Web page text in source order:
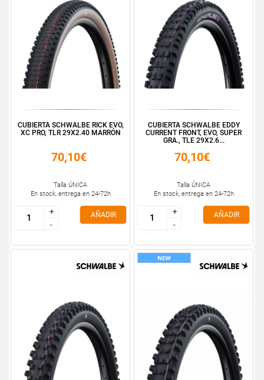
CUBIERTA SCHWALBE RICK EVO,
XC PRO, TLR 29X2.40 MARRÓN
70,10€
Talla ÚNICA
En stock, entrega en 24-72h
+
-
+
-
AÑADIR
CUBIERTA SCHWALBE EDDY
CURRENT FRONT, EVO, SUPER
GRA., TLE 29X2.6...
70,10€
Talla ÚNICA
En stock, entrega en 24-72h
+
-
+
-
AÑADIR